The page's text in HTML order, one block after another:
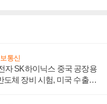
통신
자 SK하이닉스 중국 공장용
도체 장비 시험, 미국 수출통